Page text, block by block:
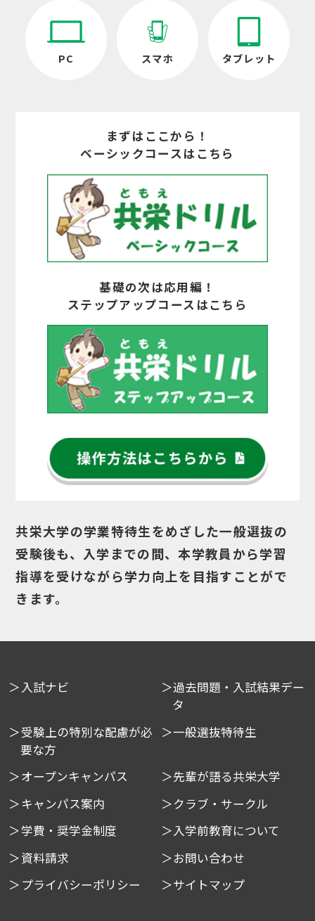
PC スマホ タブレット
まずはここから！
ベーシックコースはこちら
基礎の次は応用編！
ステップアップコースはこちら
共栄大学の学業特待生をめざした一般選抜の
受験後も、入学までの間、本学教員から学習
指導を受けながら学力向上を目指すことがで
きます。
入試ナビ
過去問題・入試結果デー
タ
受験上の特別な配慮が必
要な方
一般選抜特待生
オープンキャンパス
先輩が語る共栄大学
キャンパス案内
クラブ・サークル
学費・奨学金制度
入学前教育について
資料請求
お問い合わせ
プライバシーポリシー
サイトマップ